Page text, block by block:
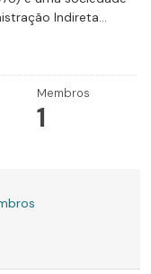
Indireta...
Membros
1